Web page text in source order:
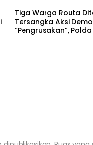
Tiga Warga Routa
Tersangka Aksi Demo
“Pengrusakan”,